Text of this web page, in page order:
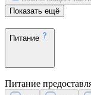
Показать ещё
Питание
Питание